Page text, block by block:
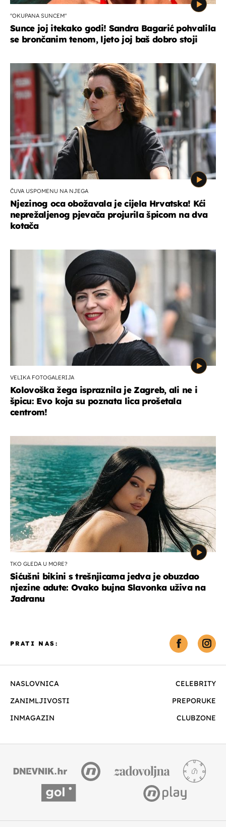
"OKUPANA SUNCEM"
Sunce joj itekako godi! Sandra Bagarić pohvalila
se brončanim tenom, ljeto joj baš dobro stoji
ČUVA USPOMENU NA NJEGA
Njezinog oca obožavala je cijela Hrvatska! Kći
neprežaljenog pjevača projurila špicom na dva
kotača
VELIKA FOTOGALERIJA
Kolovoška žega ispraznila je Zagreb, ali ne i
špicu: Evo koja su poznata lica prošetala
centrom!
TKO GLEDA U MORE?
Sićušni bikini s trešnjicama jedva je obuzdao
njezine adute: Ovako bujna Slavonka uživa na
Jadranu
NASLOVNICA
CELEBRITY
ZANIMLJIVOSTI
PREPORUKE
INMAGAZIN
CLUBZONE
PRATI NAS: